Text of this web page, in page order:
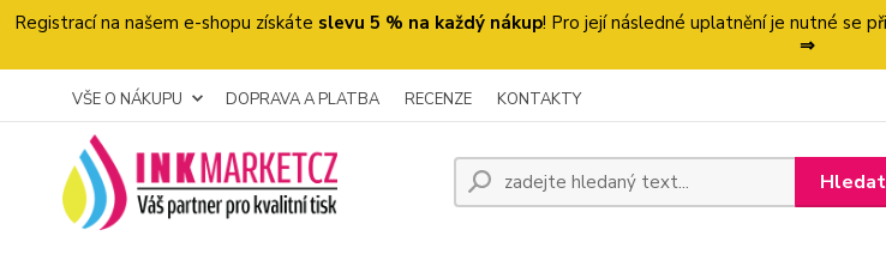
Registrací na našem e-shopu získáte slevu 5 % na každý nákup! Pro její následné uplatnění je nutné se
⇒
VŠE O NÁKUPU DOPRAVA A PLATBA RECENZE KONTAKTY
Hledat